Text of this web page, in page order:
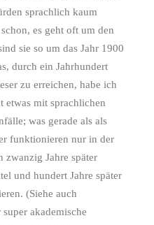
sprachlich kaum
es geht oft um den
sie so um das Jahr 1900
durch ein Jahrhundert
zu erreichen, habe ich
etwas mit sprachlichen
was gerade als als
funktionieren nur in der
zwanzig Jahre später
und hundert Jahre später
(Siehe auch
akademische